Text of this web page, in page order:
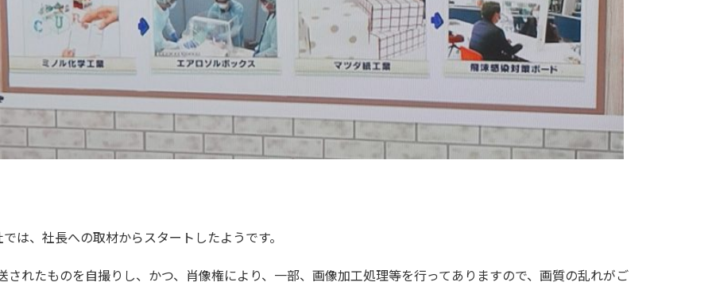
は、社長への取材からスタートしたようです。
されたものを自撮りし、かつ、肖像権により、一部、画像加工処理等を行ってありますので、画質の乱れがご